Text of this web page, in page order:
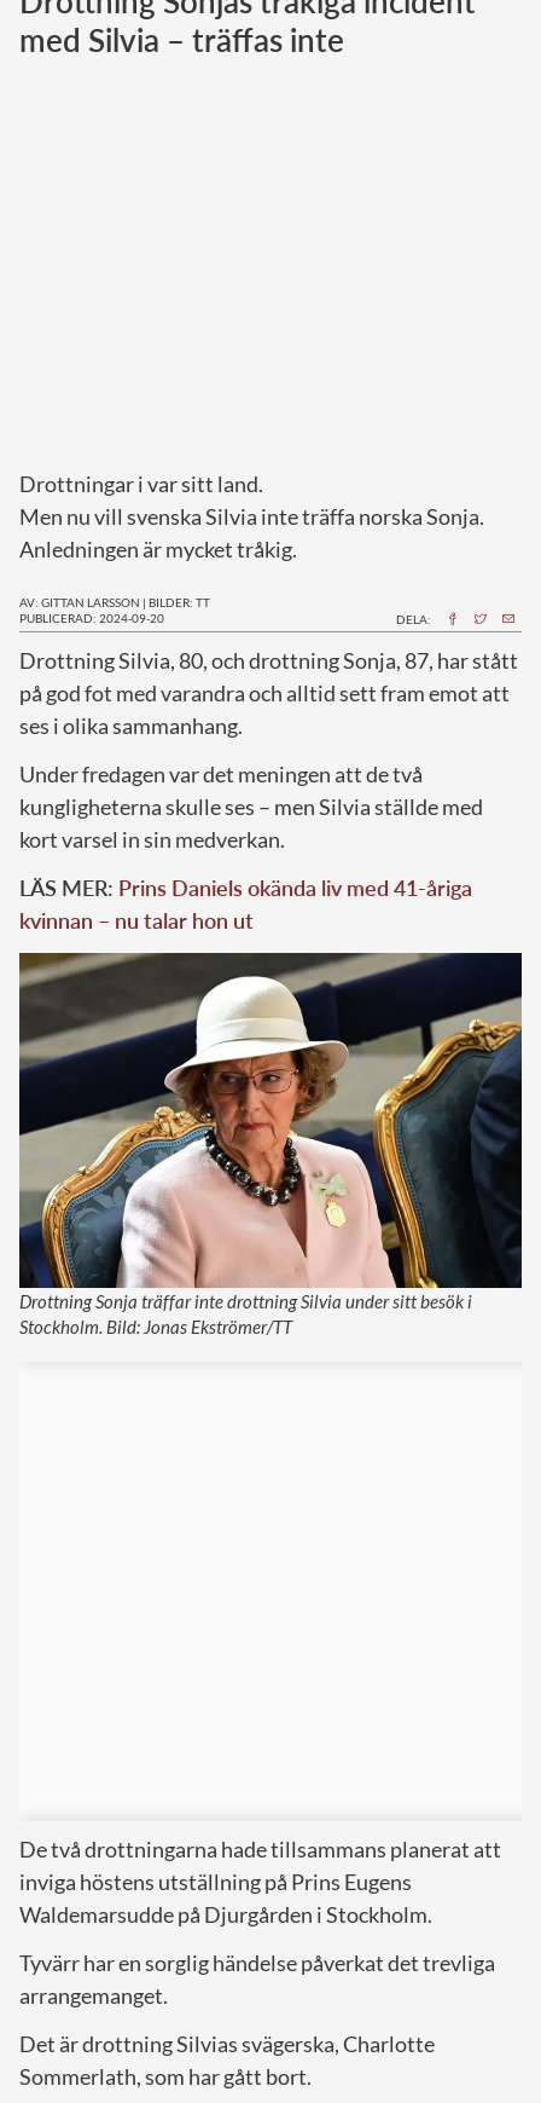
Norska kungahuset
med Silvia – träffas inte
Drottningar i var sitt land.
Men nu vill svenska Silvia inte träffa norska Sonja.
Anledningen är mycket tråkig.
AV: GITTAN LARSSON | BILDER: TT
PUBLICERAD: 2024-09-20
DELA:
Drottning Silvia, 80, och drottning Sonja, 87, har stått
på god fot med varandra och alltid sett fram emot att
ses i olika sammanhang.
Under fredagen var det meningen att de två
kungligheterna skulle ses – men Silvia ställde med
kort varsel in sin medverkan.
LÄS MER: Prins Daniels okända liv med 41-åriga
kvinnan – nu talar hon ut
Drottning Sonja träffar inte drottning Silvia under sitt besök i
Stockholm. Bild: Jonas Ekströmer/TT
De två drottningarna hade tillsammans planerat att
inviga höstens utställning på Prins Eugens
Waldemarsudde på Djurgården i Stockholm.
Tyvärr har en sorglig händelse påverkat det trevliga
arrangemanget.
Det är drottning Silvias svägerska, Charlotte
Sommerlath, som har gått bort.